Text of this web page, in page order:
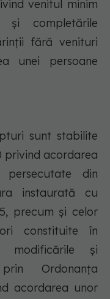
venitul minim
şi completările
fără venituri
unei persoane
sunt stabilite
privind acordarea
persecutate din
instaurată cu
precum şi celor
constituite în
modificările şi
Ordonanţa
acordarea unor